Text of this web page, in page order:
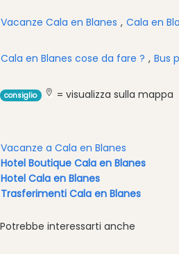
acquatici
Boat
Cafe
e
bevande
Cultura
Attività
bambini
Vacanze Cala en Blanes , Cala en
Cala en Blanes cose da fare ? , Bus
consiglio = visualizza sulla mappa
Vacanze a Cala en Blanes
Hotel Boutique Cala en Blanes
Hotel Cala en Blanes
Trasferimenti Cala en Blanes
Potrebbe interessarti anche